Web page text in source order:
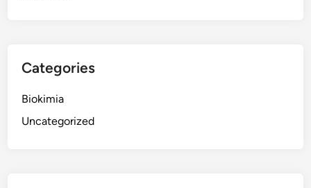
Categories
Biokimia
Uncategorized